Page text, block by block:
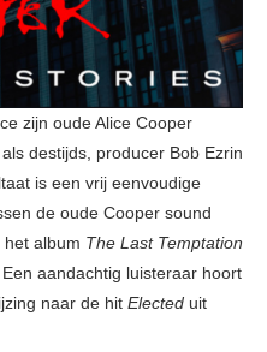
zijn oude Alice Cooper
destijds, producer Bob Ezrin
is een vrij eenvoudige
de oude Cooper sound
album The Last Temptation
aandachtig luisteraar hoort
naar de hit Elected uit